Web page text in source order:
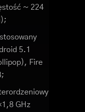
~ 224
5.1
Fire
GHz